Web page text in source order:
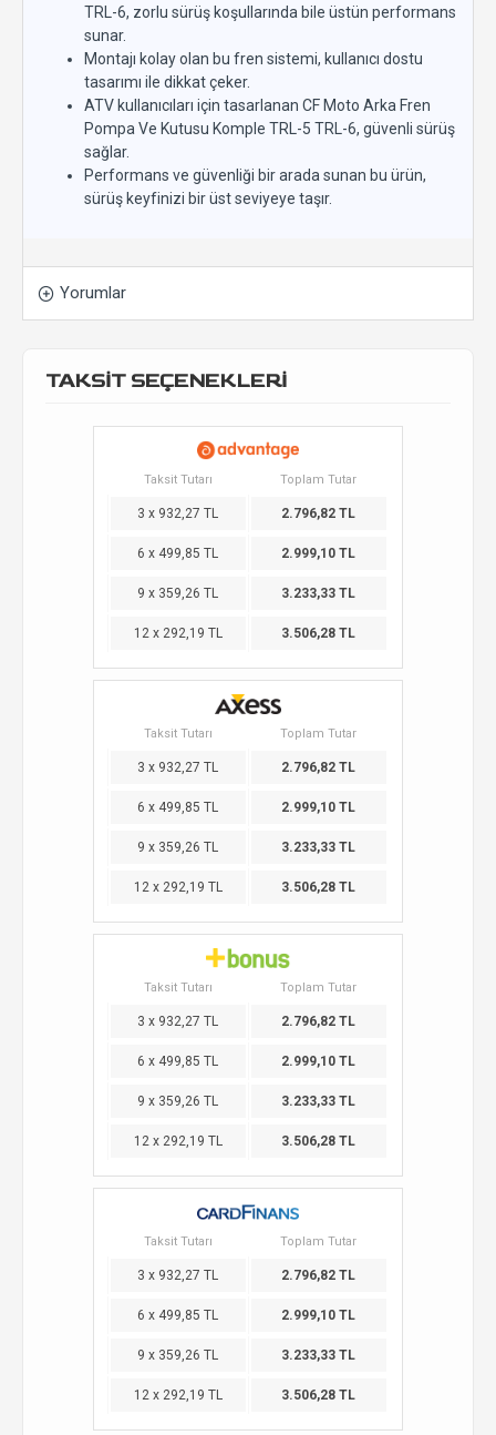
TRL-6, zorlu sürüş koşullarında bile üstün performans
sunar.
Montajı kolay olan bu fren sistemi, kullanıcı dostu
tasarımı ile dikkat çeker.
ATV kullanıcıları için tasarlanan CF Moto Arka Fren
Pompa Ve Kutusu Komple TRL-5 TRL-6, güvenli sürüş
sağlar.
Performans ve güvenliği bir arada sunan bu ürün,
sürüş keyfinizi bir üst seviyeye taşır.
Yorumlar
TAKSİT SEÇENEKLERİ
Taksit Tutarı Toplam Tutar
3 x 932,27 TL 2.796,82 TL
6 x 499,85 TL 2.999,10 TL
9 x 359,26 TL 3.233,33 TL
12 x 292,19 TL 3.506,28 TL
Taksit Tutarı Toplam Tutar
3 x 932,27 TL 2.796,82 TL
6 x 499,85 TL 2.999,10 TL
9 x 359,26 TL 3.233,33 TL
12 x 292,19 TL 3.506,28 TL
Taksit Tutarı Toplam Tutar
3 x 932,27 TL 2.796,82 TL
6 x 499,85 TL 2.999,10 TL
9 x 359,26 TL 3.233,33 TL
12 x 292,19 TL 3.506,28 TL
Taksit Tutarı Toplam Tutar
3 x 932,27 TL 2.796,82 TL
6 x 499,85 TL 2.999,10 TL
9 x 359,26 TL 3.233,33 TL
12 x 292,19 TL 3.506,28 TL